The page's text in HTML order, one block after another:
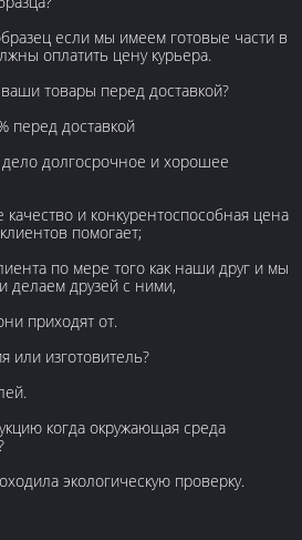
если мы имеем готовые части в
оплатить цену курьера.
товары перед доставкой?
перед доставкой
долгосрочное и хорошее
и конкурентоспособная цена
помогает;
по мере того как наши друг и мы
делаем друзей с ними,
приходят от.
или изготовитель?
когда окружающая среда
экологическую проверку.